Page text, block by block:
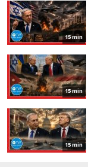
15 min
15 min
15 min